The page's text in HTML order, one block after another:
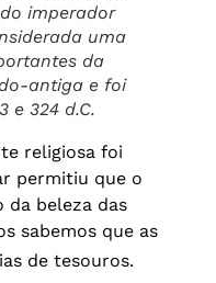
imperador
uma
da
antiga e foi
e 324 d.C.
religiosa foi
permitiu que o
da beleza das
sabemos que as
de tesouros.